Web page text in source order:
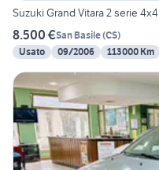
Suzuki Grand Vitara 2 serie 4x4
8.500 €San Basile(CS)
Usato
09/2006 113000 Km